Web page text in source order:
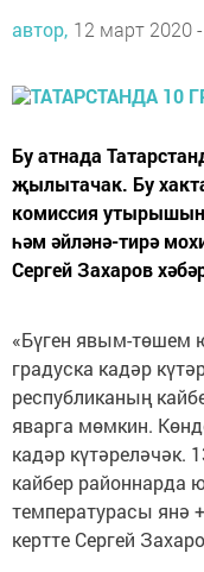
автор, 12 март 2020
Бу атнада
җылытачак. Бу
комиссия
һәм әйләнә-тирә
Сергей Захаров
«Бүген явым-төшем
градуска кадәр
республиканың
яварга мөмкин.
кадәр күтәреләчәк.
кайбер районнарда
температурасы янә
кертте Сергей